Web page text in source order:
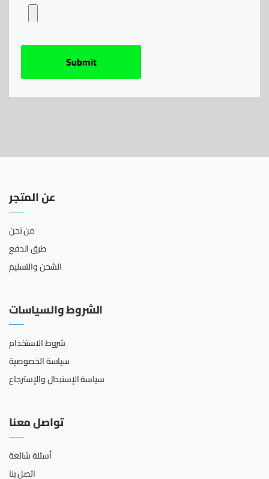
عن المتجر
من نحن
طرق الدفع
الشحن والتسليم
الشروط والسياسات
شروط الاستخدام
سياسة الخصوصية
سياسة الإستبدال والإسترجاع
تواصل معنا
أسئلة شائعة
اتصل بنا